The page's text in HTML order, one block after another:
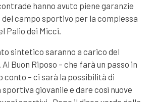
hanno avuto piene garanzie
campo sportivo per la complessa
Palio dei Micci.
sintetico saranno a carico del
Buon Riposo – che farà un passo in
conto – ci sarà la possibilità di
giovanile e dare così nuove